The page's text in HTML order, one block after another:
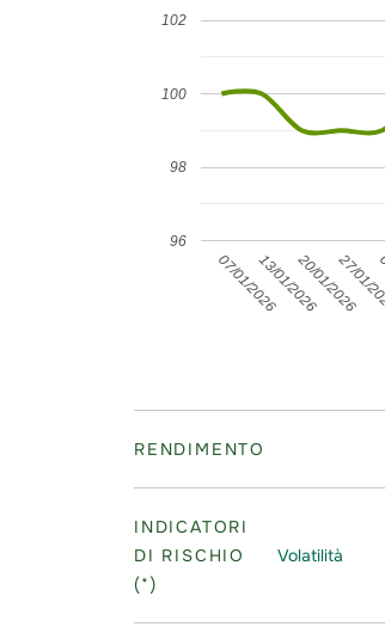
07/01/202613/01/202620/01/2026
27/01/
96
98
100
102
RENDIMENTO
INDICATORI
DI RISCHIO
(*)
Volatilità